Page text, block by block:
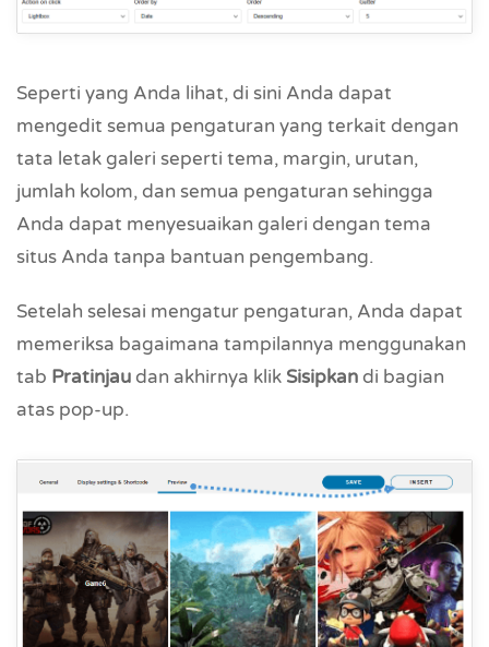
Seperti yang Anda lihat, di sini Anda dapat
mengedit semua pengaturan yang terkait dengan
tata letak galeri seperti tema, margin, urutan,
jumlah kolom, dan semua pengaturan sehingga
Anda dapat menyesuaikan galeri dengan tema
situs Anda tanpa bantuan pengembang.
Setelah selesai mengatur pengaturan, Anda dapat
memeriksa bagaimana tampilannya menggunakan
tab Pratinjaudan akhirnya klik Sisipkandi bagian
atas pop-up.